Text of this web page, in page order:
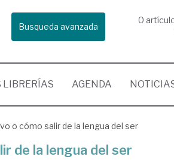
Busqueda avanzada
0
LIBRERÍAS AGENDA
o cómo salir de la lengua del ser
de la lengua del ser